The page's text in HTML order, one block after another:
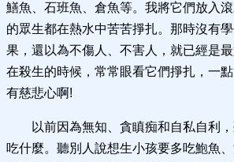
鱔魚、石班魚、倉魚等。我將它們放入
的眾生都在熱水中苦苦掙扎。那時沒有
果，還以為不傷人、不害人，就已經是
在殺生的時候，常常眼看它們掙扎，一
有慈悲心啊!
以前因為無知、貪瞋痴和自私自利
吃什麼。聽別人說想生小孩要多吃鮑魚